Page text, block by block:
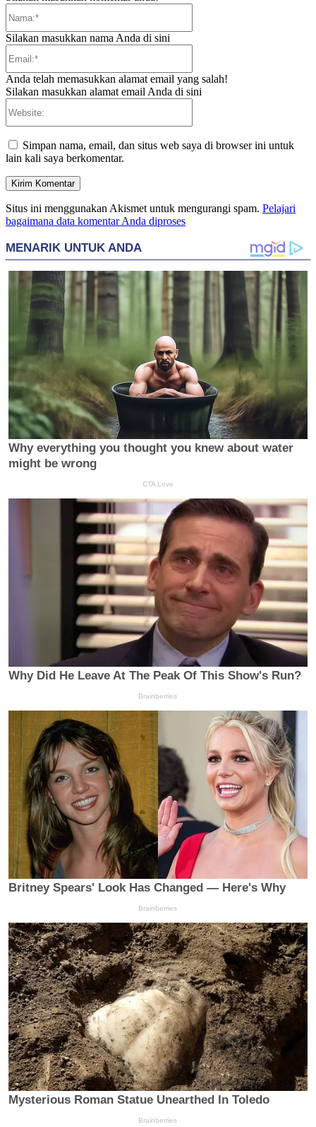
Silakan masukkan nama Anda di sini
Anda telah memasukkan alamat email yang salah!
Silakan masukkan alamat email Anda di sini
Simpan nama, email, dan situs web saya di browser ini untuk
lain kali saya berkomentar.
Situs ini menggunakan Akismet untuk mengurangi spam. Pelajari
bagaimana data komentar Anda diproses